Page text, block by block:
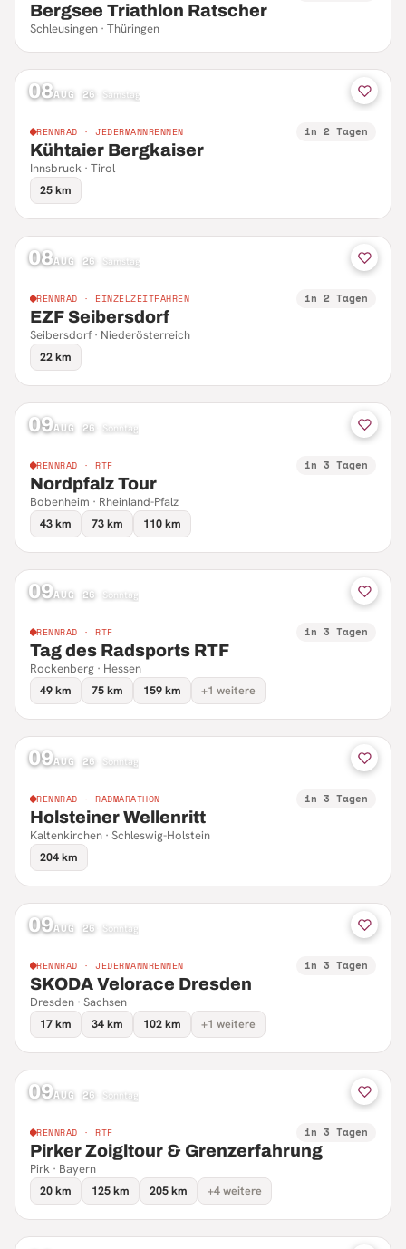
Bergsee Triathlon Ratscher
Schleusingen · Thüringen
08AUG 26 Samstag
RENNRAD · JEDERMANNRENNEN in 2 Tagen
Kühtaier Bergkaiser
Innsbruck · Tirol
25 km
08AUG 26 Samstag
RENNRAD · EINZELZEITFAHREN in 2 Tagen
EZF Seibersdorf
Seibersdorf · Niederösterreich
22 km
09AUG 26 Sonntag
RENNRAD · RTF in 3 Tagen
Nordpfalz Tour
Bobenheim · Rheinland-Pfalz
43 km
73 km 110 km
09AUG 26 Sonntag
RENNRAD · RTF in 3 Tagen
Tag des Radsports RTF
Rockenberg · Hessen
49 km
75 km 159 km +1 weitere
09AUG 26 Sonntag
RENNRAD · RADMARATHON in 3 Tagen
Holsteiner Wellenritt
Kaltenkirchen · Schleswig-Holstein
204 km
09AUG 26 Sonntag
RENNRAD · JEDERMANNRENNEN in 3 Tagen
SKODA Velorace Dresden
Dresden · Sachsen
17 km
34 km 102 km +1 weitere
09AUG 26 Sonntag
RENNRAD · RTF in 3 Tagen
Pirker Zoigltour & Grenzerfahrung
Pirk · Bayern
20 km
125 km 205 km +4 weitere